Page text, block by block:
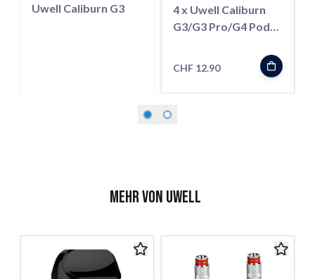
Uwell Caliburn G3
4 x Uwell Caliburn
G3/G3 Pro/G4 Pod
CHF 12.90
Mehr von Uwell